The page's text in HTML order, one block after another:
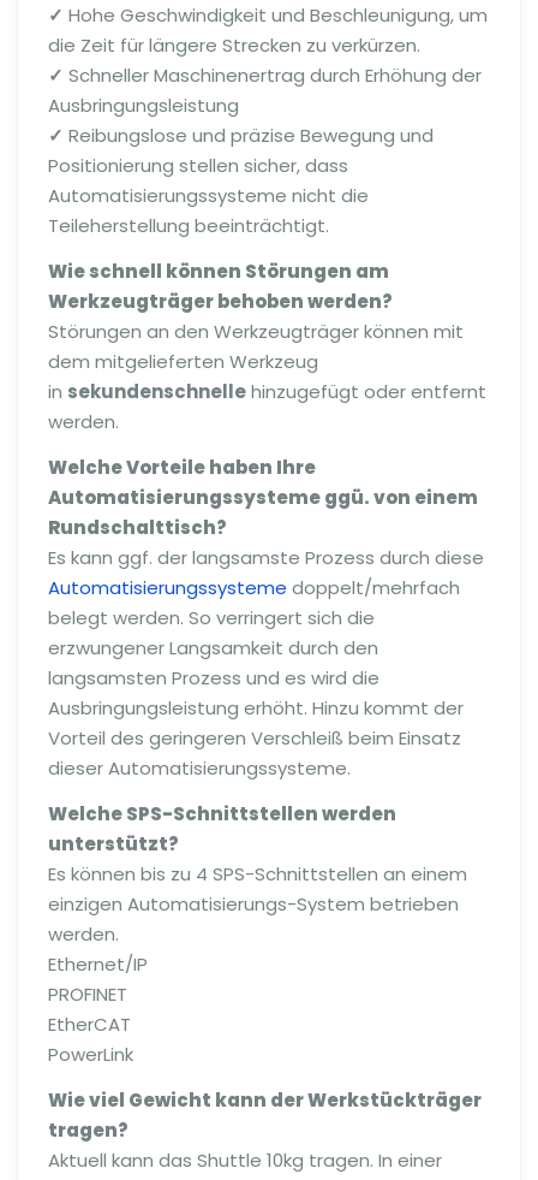
✓ Hohe Geschwindigkeit und Beschleunigung, um
die Zeit für längere Strecken zu verkürzen.
✓ Schneller Maschinenertrag durch Erhöhung der
Ausbringungsleistung
✓ Reibungslose und präzise Bewegung und
Positionierung stellen sicher, dass
Automatisierungssysteme nicht die
Teileherstellung beeinträchtigt.
Wie schnell können Störungen am
Werkzeugträger behoben werden?
Störungen an den Werkzeugträger können mit
dem mitgelieferten Werkzeug
in sekundenschnellehinzugefügt oder entfernt
werden.
Welche Vorteile haben Ihre
Automatisierungssysteme ggü. von einem
Rundschalttisch?
Es kann ggf. der langsamste Prozess durch diese
Automatisierungssysteme doppelt/mehrfach
belegt werden. So verringert sich die
erzwungener Langsamkeit durch den
langsamsten Prozess und es wird die
Ausbringungsleistung erhöht. Hinzu kommt der
Vorteil des geringeren Verschleiß beim Einsatz
dieser Automatisierungssysteme.
Welche SPS-Schnittstellen werden
unterstützt?
Es können bis zu 4 SPS-Schnittstellen an einem
einzigen Automatisierungs-System betrieben
werden.
Ethernet/IP
PROFINET
EtherCAT
PowerLink
Wie viel Gewicht kann der Werkstückträger
tragen?
Aktuell kann das Shuttle 10kg tragen. In einer